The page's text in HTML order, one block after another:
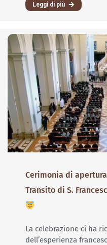
Leggi di più
Cerimonia di
Transito di S.
La celebrazione ci ha
dell’esperienza